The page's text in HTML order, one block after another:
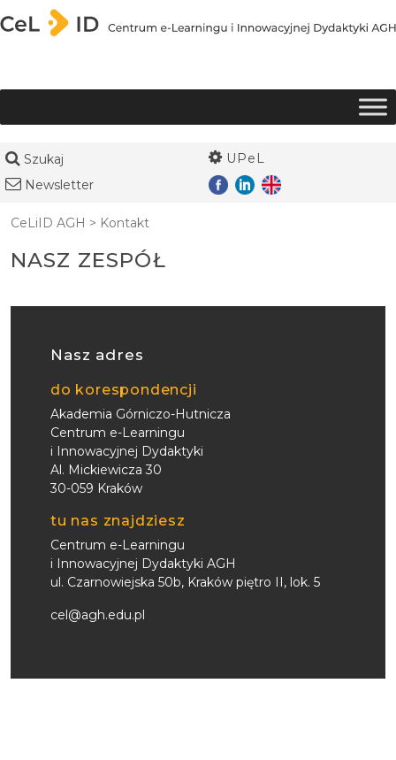
Przejdź do treści
Szukaj
UPeL
Newsletter
CeLiID AGH > Kontakt
NASZ ZESPÓŁ
Nasz adres
do korespondencji
Akademia Górniczo-Hutnicza
Centrum e-Learningu
i Innowacyjnej Dydaktyki
Al. Mickiewicza 30
30-059 Kraków
tu nas znajdziesz
Centrum e-Learningu
i Innowacyjnej Dydaktyki AGH
ul. Czarnowiejska 50b, Kraków piętro II, lok. 5
cel@agh.edu.pl